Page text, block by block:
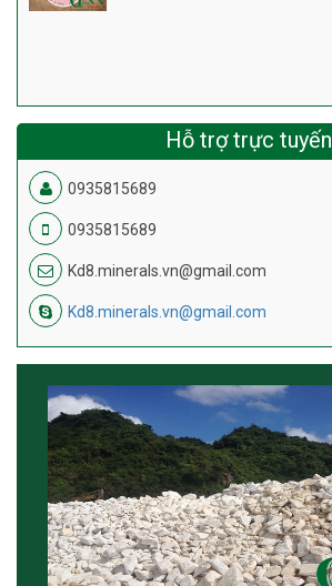
Hỗ trợ trực tuyến
0935815689
0935815689
Kd8.minerals.vn@gmail.com
Kd8.minerals.vn@gmail.com